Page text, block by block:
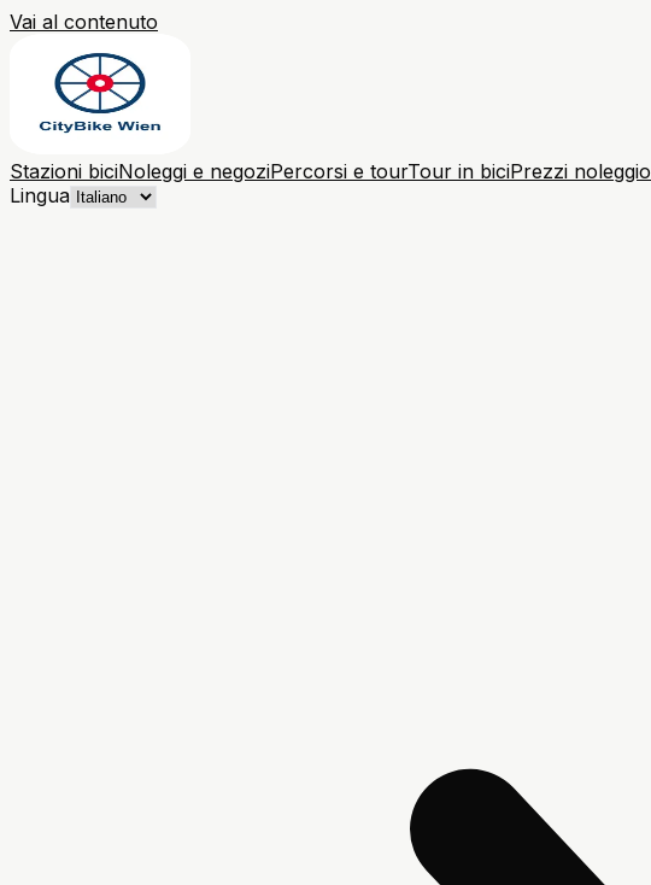
Vai al contenuto
Stazioni biciNoleggi e negoziPercorsi e tourTour in biciPrezzi noleggio
Lingua